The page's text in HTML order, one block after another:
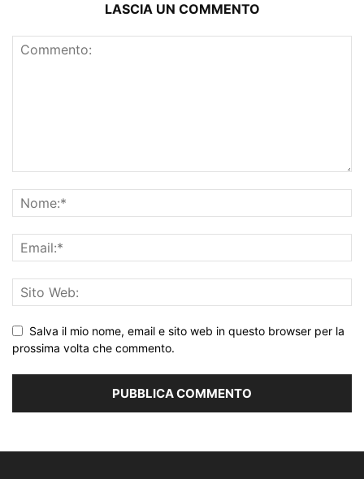
LASCIA UN COMMENTO
Salva il mio nome, email e sito web in questo browser per la
prossima volta che commento.